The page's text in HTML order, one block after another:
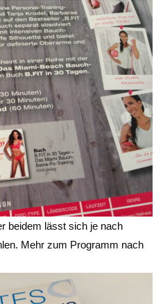
beidem lässt sich je nach
Mehr zum Programm nach